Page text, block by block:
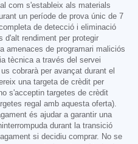
com s'estableix als materials
un període de prova únic de 7
de detecció i eliminació
d'alt rendiment per protegir
amenaces de programari maliciós
tècnica a través del servei
cobrarà per avançat durant el
una targeta de crèdit per
s'acceptin targetes de crèdit
regal amb aquesta oferta).
és ajudar a garantir una
durant la transició
si decidiu comprar. No se